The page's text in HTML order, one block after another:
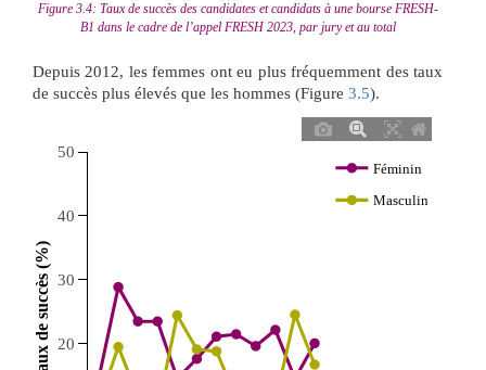
Figure 3.4: Taux de succès des candidates et candidats à une bourse FRESH-
B1 dans le cadre de l’appel FRESH 2023, par jury et au total
Depuis 2012, les femmes ont eu plus fréquemment des taux
de succès plus élevés que les hommes (Figure 3.5).
20
30
40
50
Féminin
Masculin
Taux de succès (%)